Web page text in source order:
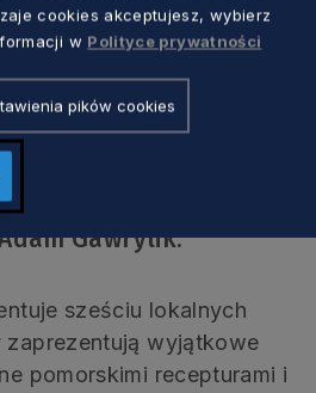
do promocji
kulinarnego
pozycji pomorskich
krajowym i
rynku – mówi
Województwa
Gawrylik.
sześciu lokalnych
wyjątkowe
pomorskimi recepturami i
cookies akceptujesz, wybierz
w Polityce prywatności
pików cookies